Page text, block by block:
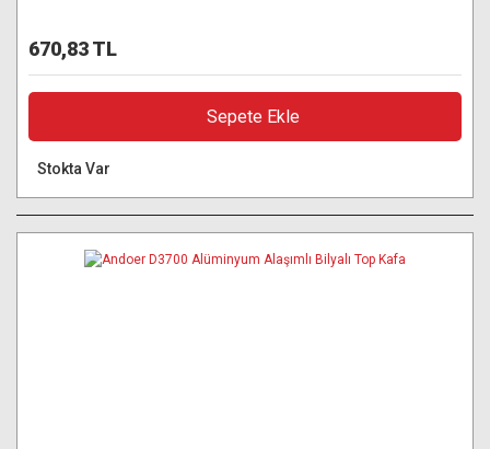
670,83 TL
Sepete Ekle
Stokta Var